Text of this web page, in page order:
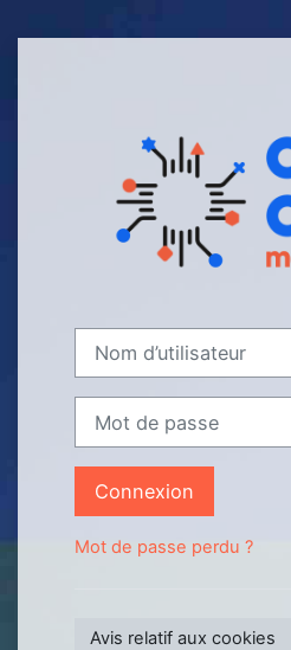
Connexion
Mot de passe perdu ?
Avis relatif aux cookies